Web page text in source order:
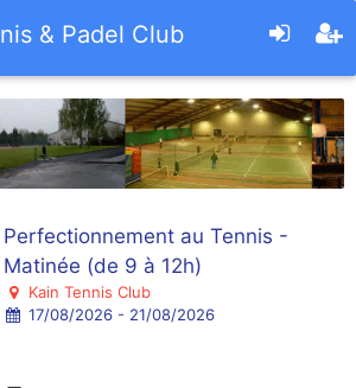
& Padel Club
Perfectionnement au Tennis -
Matinée (de 9 à 12h)
Kain Tennis Club
17/08/2026 - 21/08/2026